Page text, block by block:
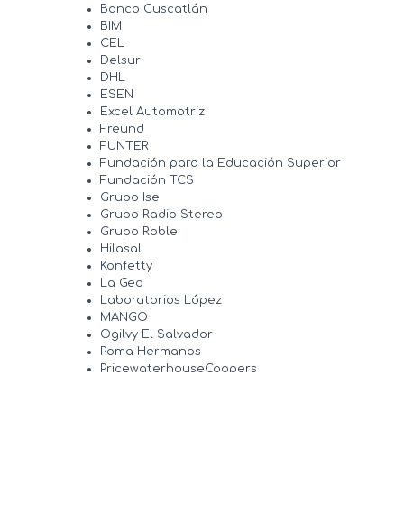
Banco Cuscatlán
BIM
CEL
Delsur
DHL
ESEN
Excel Automotriz
Freund
FUNTER
Fundación para la Educación Superior
Fundación TCS
Grupo Ise
Grupo Radio Stereo
Grupo Roble
Hilasal
Konfetty
La Geo
Laboratorios López
MANGO
Ogilvy El Salvador
Poma Hermanos
PricewaterhouseCoopers